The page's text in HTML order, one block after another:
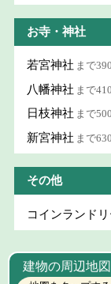
お寺・神社
若宮神社 まで
八幡神社 まで
日枝神社 まで
新宮神社 まで
その他
コインランド
建物の周辺地図